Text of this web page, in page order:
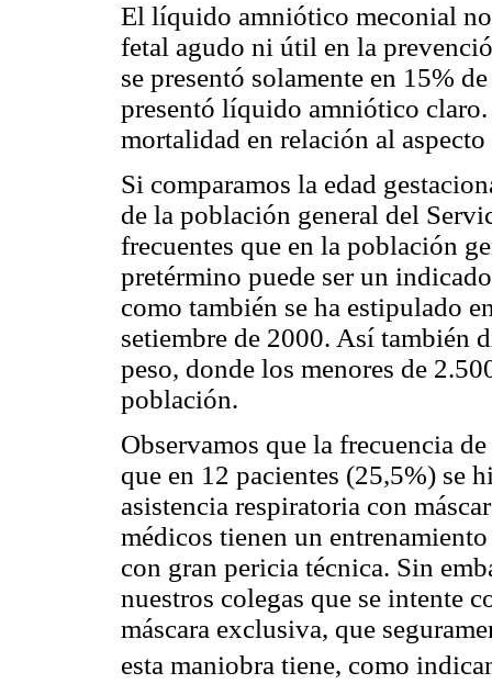
El líquido amniótico meconial
fetal agudo ni útil en la
se presentó solamente en 15%
presentó líquido amniótico
mortalidad en relación al
Si comparamos la edad
de la población general del
frecuentes que en la población
pretérmino puede ser un
como también se ha estipulado
setiembre de 2000. Así también
peso, donde los menores de
población.
Observamos que la frecuencia
que en 12 pacientes (25,5%) se
asistencia respiratoria con
médicos tienen un
con gran pericia técnica. Sin
nuestros colegas que se intente
máscara exclusiva, que
esta maniobra tiene, como